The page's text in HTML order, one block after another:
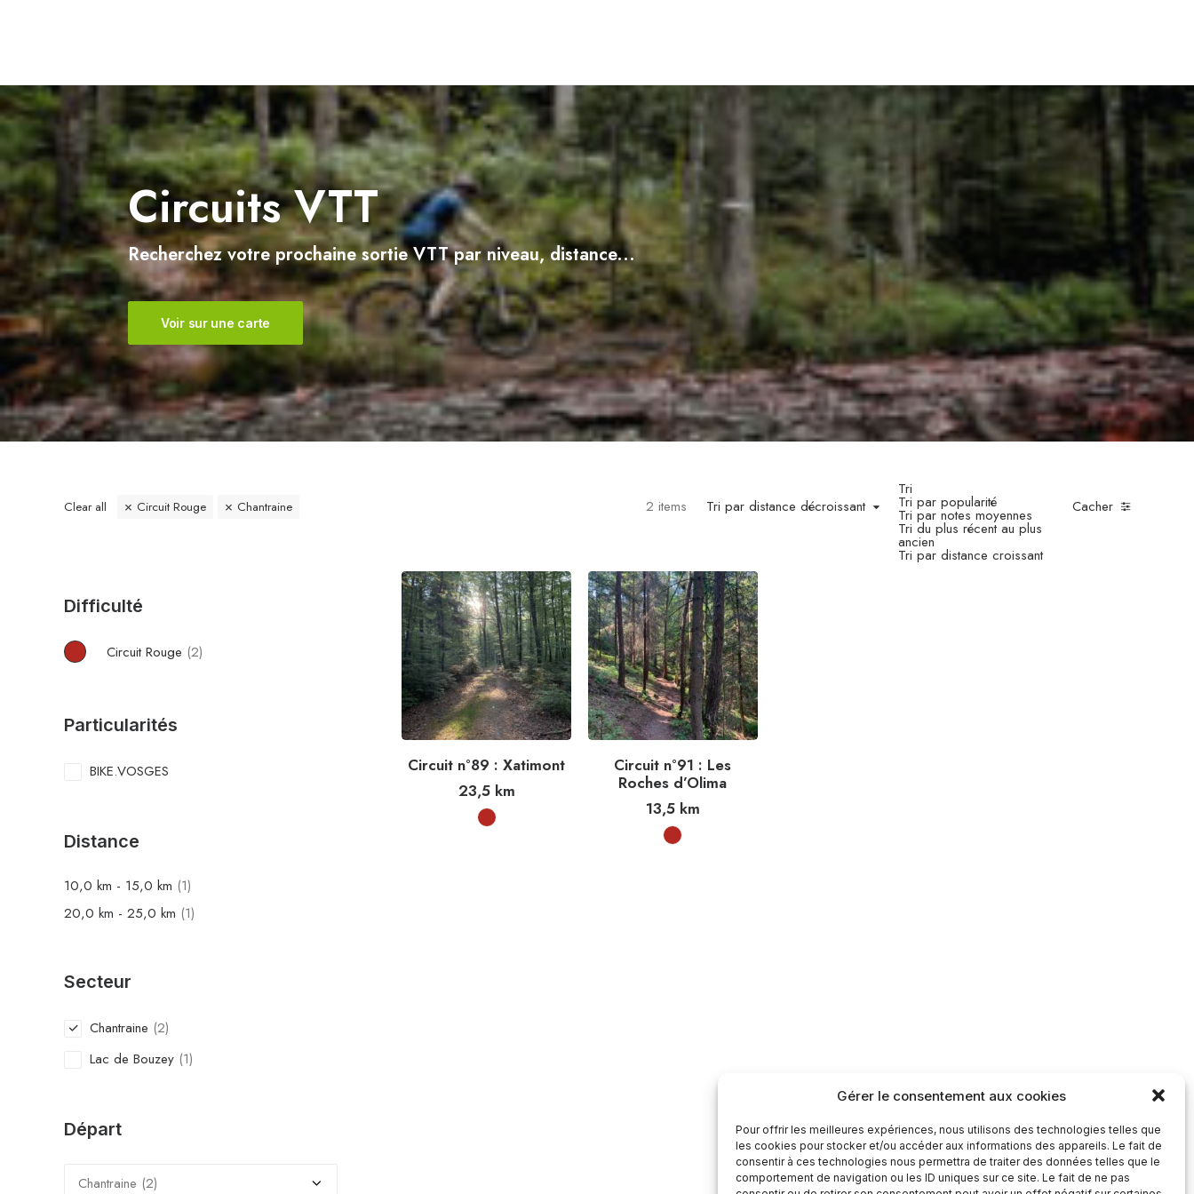
Gérer le consentement aux cookies
Pour offrir les meilleures expériences, nous utilisons des technologies telles que
les cookies pour stocker et/ou accéder aux informations des appareils. Le fait de
consentir à ces technologies nous permettra de traiter des données telles que le
comportement de navigation ou les ID uniques sur ce site. Le fait de ne pas
Circuits VTT
Recherchez votre prochaine sortie VTT par niveau, distance...
Voir sur une carte
Cacher
Tri par distance décroissant
Tri
Tri par popularité
Tri par notes moyennes
Tri du plus récent au plus
ancien
Tri par distance croissant
2 items
Clear all Circuit Rouge Chantraine
Difficulté
Circuit Rouge (2)
Particularités
BIKE.VOSGES
Distance
10,0 km - 15,0 km (1)
20,0 km - 25,0 km (1)
Secteur
Chantraine (2)
Lac de Bouzey (1)
Départ
Circuit n°89 : Xatimont
23,5km
Circuit n°91 : Les
Roches d’Olima
13,5km